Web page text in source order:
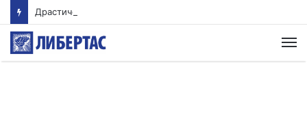
Драстичен пад на запишани првачиња годинава